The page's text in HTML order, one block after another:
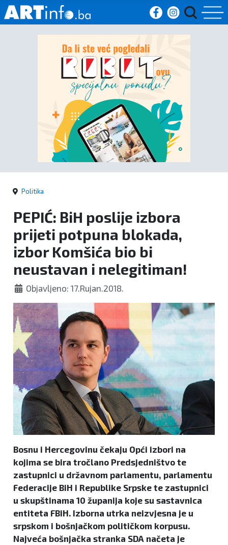
Početna
Kultura
kronika
Politika
Zanimljivosti
Politika
PEPIĆ: BiH poslije izbora
prijeti potpuna blokada,
izbor Komšića bio bi
neustavan i nelegitiman!
Objavljeno: 17.Rujan.2018.
Bosnu i Hercegovinu čekaju Opći izbori na
kojima se bira tročlano Predsjedništvo te
zastupnici u državnom parlamentu, parlamentu
Federacije BiH i Republike Srpske te zastupnici
u skupštinama 10 županija koje su sastavnica
entiteta FBiH. Izborna utrka neizvjesna je u
srpskom i bošnjačkom političkom korpusu.
Najveća bošnjačka stranka SDA načeta je